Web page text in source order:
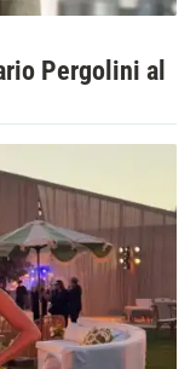
Pergolini al